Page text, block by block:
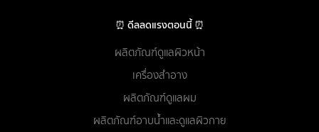
⏰ ดีลลดแรงตอนนี้ ⏰
ผลิตภัณฑ์ดูแลผิวหน้า
เครื่องสำอาง
ผลิตภัณฑ์ดูแลผม
ผลิตภัณฑ์อาบน้ำและดูแลผิวกาย